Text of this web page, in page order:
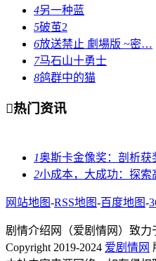
4另一种蓝
5破茧2
6放送禁止 劇場版 ~密…
7马石山十勇士
8鸽群中的猫
热门资讯
1奥斯卡金像奖：剖析获
2小成本，大成功：探索
网站地图-RSS地图-百度地图-
剧情介绍网（爱剧情网）致力
Copyright 2019-2024 爱剧情网